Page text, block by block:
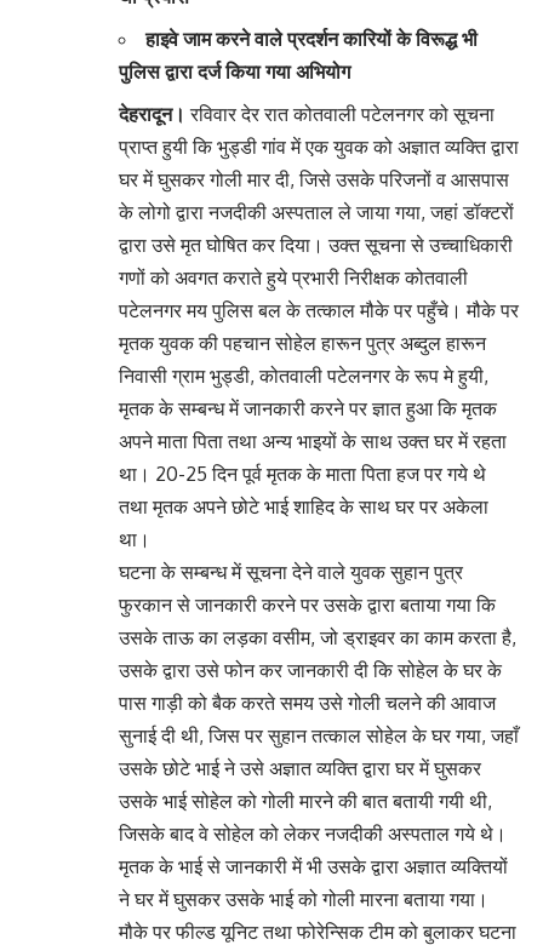
हाइवे जाम करने वाले प्रदर्शन कारियों के विरूद्ध भी
पुलिस द्वारा दर्ज किया गया अभियोग
देहरादून। रविवार देर रात कोतवाली पटेलनगर को सूचना
प्राप्त हुयी कि भुड्डी गांव में एक युवक को अज्ञात व्यक्ति द्वारा
घर में घुसकर गोली मार दी, जिसे उसके परिजनों व आसपास
के लोगो द्वारा नजदीकी अस्पताल ले जाया गया, जहां डॉक्टरों
द्वारा उसे मृत घोषित कर दिया। उक्त सूचना से उच्चाधिकारी
गणों को अवगत कराते हुये प्रभारी निरीक्षक कोतवाली
पटेलनगर मय पुलिस बल के तत्काल मौके पर पहुँचे। मौके पर
मृतक युवक की पहचान सोहेल हारून पुत्र अब्दुल हारून
निवासी ग्राम भुड्डी, कोतवाली पटेलनगर के रूप मे हुयी,
मृतक के सम्बन्ध में जानकारी करने पर ज्ञात हुआ कि मृतक
अपने माता पिता तथा अन्य भाइयों के साथ उक्त घर में रहता
था। 20-25 दिन पूर्व मृतक के माता पिता हज पर गये थे
तथा मृतक अपने छोटे भाई शाहिद के साथ घर पर अकेला
था।
घटना के सम्बन्ध में सूचना देने वाले युवक सुहान पुत्र
फुरकान से जानकारी करने पर उसके द्वारा बताया गया कि
उसके ताऊ का लड़का वसीम, जो ड्राइवर का काम करता है,
उसके द्वारा उसे फोन कर जानकारी दी कि सोहेल के घर के
पास गाड़ी को बैक करते समय उसे गोली चलने की आवाज
सुनाई दी थी, जिस पर सुहान तत्काल सोहेल के घर गया, जहाँ
उसके छोटे भाई ने उसे अज्ञात व्यक्ति द्वारा घर में घुसकर
उसके भाई सोहेल को गोली मारने की बात बतायी गयी थी,
जिसके बाद वे सोहेल को लेकर नजदीकी अस्पताल गये थे।
मृतक के भाई से जानकारी में भी उसके द्वारा अज्ञात व्यक्तियों
ने घर में घुसकर उसके भाई को गोली मारना बताया गया।
मौके पर फील्ड यूनिट तथा फोरेन्सिक टीम को बुलाकर घटना